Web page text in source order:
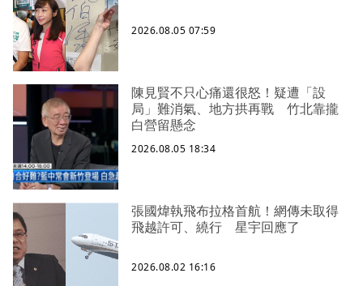
2026.08.05 07:59
陳見賢不只心痛還很怒！疑遭「設
局」難消氣、地方拱再戰 竹北靠攏
白營留懸念
2026.08.05 18:34
張國煒執飛布拉格首航！網傳未取得
飛越許可、繞行 星宇回應了
2026.08.02 16:16